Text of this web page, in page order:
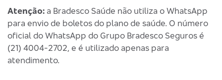
Atenção: a Bradesco Saúde não utiliza o WhatsApp
para envio de boletos do plano de saúde. O número
oficial do WhatsApp do Grupo Bradesco Seguros é
(21) 4004-2702, e é utilizado apenas para
atendimento.